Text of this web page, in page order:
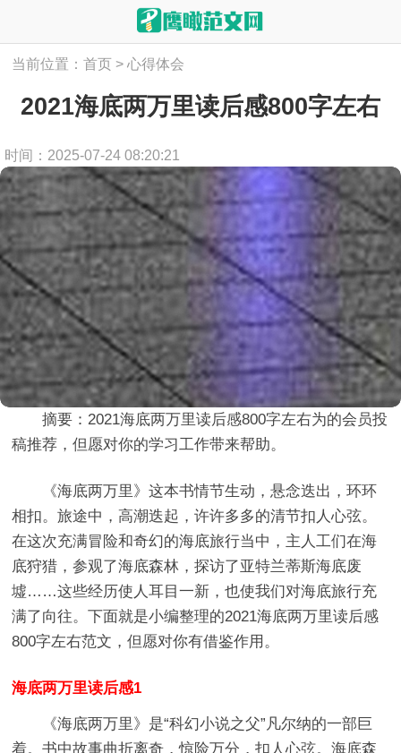
当前位置：首页 > 心得体会
2021海底两万里读后感800字左右
时间：2025-07-24 08:20:21
摘要： 2021海底两万里读后感800字左右为的会员投
稿推荐，但愿对你的学习工作带来帮助。
《海底两万里》这本书情节生动，悬念迭出，环环
相扣。旅途中，高潮迭起，许许多多的清节扣人心弦。
在这次充满冒险和奇幻的海底旅行当中，主人工们在海
底狩猎，参观了海底森林，探访了亚特兰蒂斯海底废
墟……这些经历使人耳目一新，也使我们对海底旅行充
满了向往。下面就是小编整理的2021海底两万里读后感
800字左右范文，但愿对你有借鉴作用。
海底两万里读后感1
《海底两万里》是“科幻小说之父”凡尔纳的一部巨
着。书中故事曲折离奇，惊险万分，扣人心弦。海底森